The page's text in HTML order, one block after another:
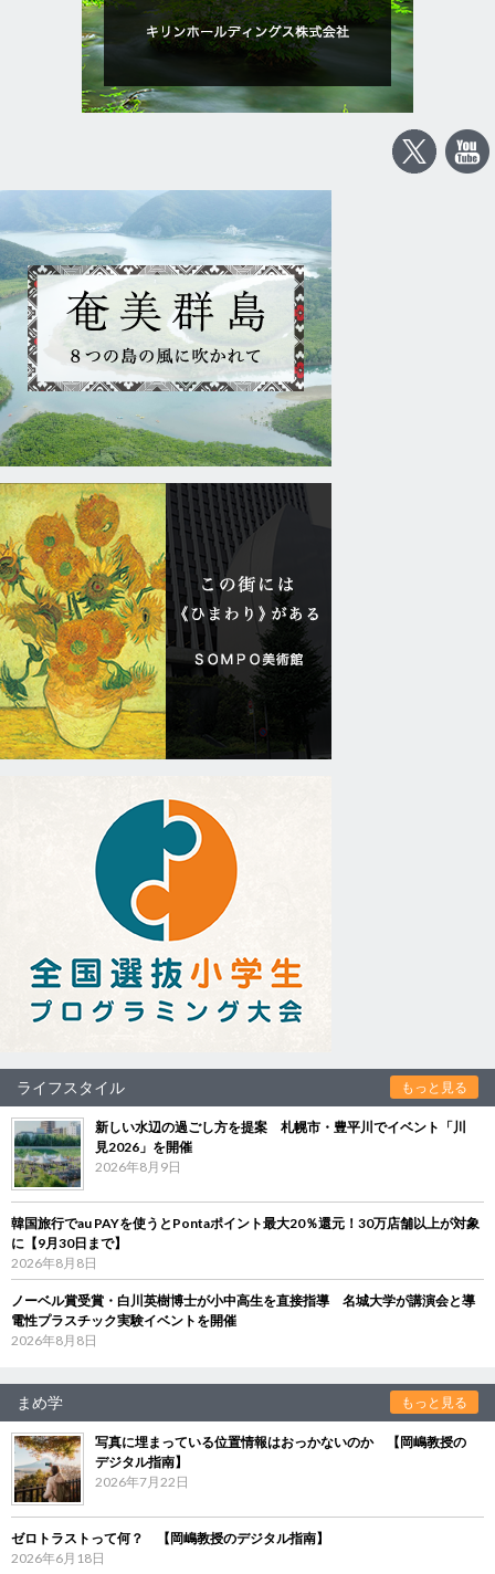
ライフスタイル もっと見る
新しい水辺の過ごし方を提案 札幌市・豊平川でイベント「川
見2026」を開催
2026年8月9日
韓国旅行でau PAYを使うとPontaポイント最大20％還元！30万店舗以上が対象
に【9月30日まで】
2026年8月8日
ノーベル賞受賞・白川英樹博士が小中高生を直接指導 名城大学が講演会と導
電性プラスチック実験イベントを開催
2026年8月8日
まめ学 もっと見る
写真に埋まっている位置情報はおっかないのか 【岡嶋教授の
デジタル指南】
2026年7月22日
ゼロトラストって何？ 【岡嶋教授のデジタル指南】
2026年6月18日